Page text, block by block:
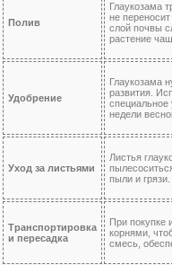
Полив
Глаукозама
не
слой почвы
растение
Удобрение
Глаукозама
развития.
специальное
недели
Уход за листьями
Листья
пыли и
Транспортировка
и пересадка
При покупке
корнями,
смесь,